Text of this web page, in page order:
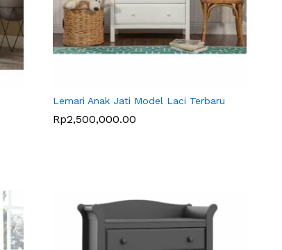
Lemari Anak Jati Model Laci Terbaru
Rp2,500,000.00
Rp2,500,000.00